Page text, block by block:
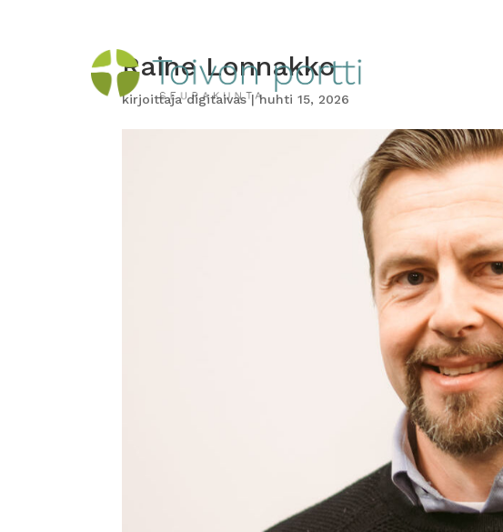
Raine Lonnakko
kirjoittajadigitaivas|huhti 15, 2026